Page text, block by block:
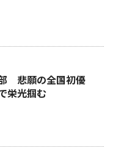
悲願の全国初優
栄光掴む